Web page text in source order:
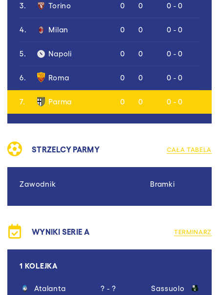
3. Torino 0 0 0 - 0
4. Milan 0 0 0 - 0
5. Napoli 0 0 0 - 0
6. Roma 0 0 0 - 0
7. Parma 0 0 0 - 0
STRZELCY PARMY CAŁA TABELA
Zawodnik Bramki
WYNIKI SERIE A TERMINARZ
1 KOLEJKA
Atalanta ? - ? Sassuolo